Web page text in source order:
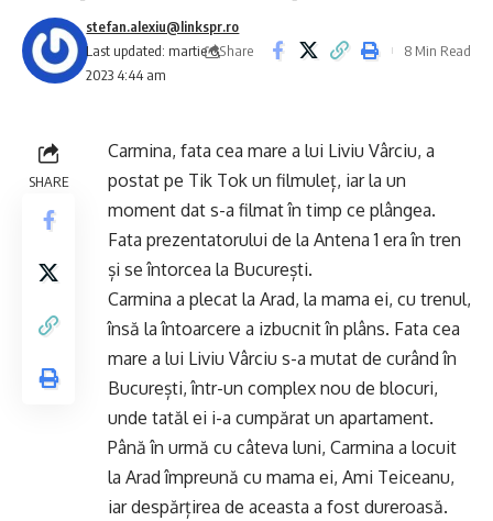
Last updated: martie 6,
2023 4:44 am
stefan.alexiu@linkspr.ro
Share
8 Min Read
SHARE
Carmina, fata cea mare a lui Liviu Vârciu, a
postat pe Tik Tok un filmuleț, iar la un
moment dat s-a filmat în timp ce plângea.
Fata prezentatorului de la Antena 1 era în tren
și se întorcea la București.
Carmina a plecat la Arad, la mama ei, cu trenul,
însă la întoarcere a izbucnit în plâns. Fata cea
mare a lui Liviu Vârciu s-a mutat de curând în
București, într-un complex nou de blocuri,
unde tatăl ei i-a cumpărat un apartament.
Până în urmă cu câteva luni, Carmina a locuit
la Arad împreună cu mama ei, Ami Teiceanu,
iar despărțirea de aceasta a fost dureroasă.